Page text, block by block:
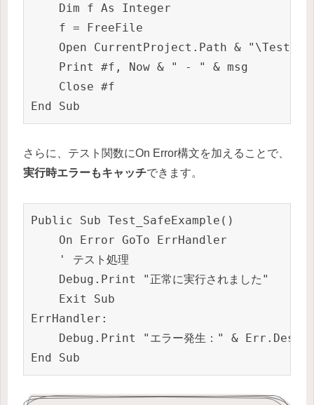
    Dim f As Integer
    f = FreeFile
Open CurrentProject.Path &
    Print #f, Now & " - " & msg
    Close #f
さらに、テスト関数にOn Error構文を加えることで、
実行時エラーもキャッチできます。
Public Sub Test_SafeExample()
    On Error GoTo ErrHandler
    ' テスト処理
    Debug.Print "正常に実行されました"
    Exit Sub
ErrHandler:
Debug.Print "エラー発生：" &